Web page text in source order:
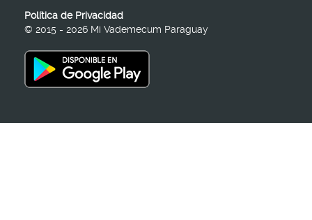
Política de Privacidad
© 2015 - 2026 Mi Vademecum Paraguay